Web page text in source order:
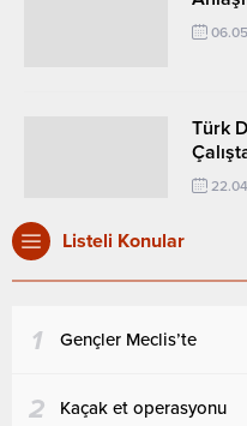
Türk
Listeli Konular
1 Gençler Meclis’te
2 Kaçak et operasyonu